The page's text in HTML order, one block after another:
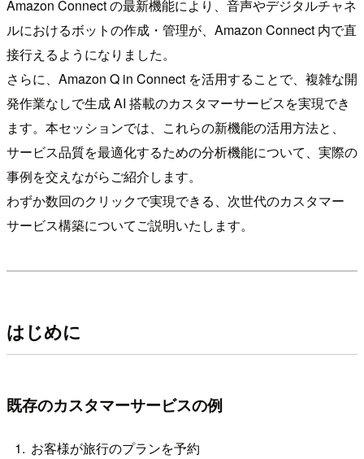
Amazon Connect の最新機能により、音声やデジタルチャネ
ルにおけるボットの作成・管理が、Amazon Connect 内で直
接行えるようになりました。
さらに、Amazon Q in Connect を活用することで、複雑な開
発作業なしで生成 AI 搭載のカスタマーサービスを実現でき
ます。本セッションでは、これらの新機能の活用方法と、
サービス品質を最適化するための分析機能について、実際の
事例を交えながらご紹介します。
わずか数回のクリックで実現できる、次世代のカスタマー
サービス構築についてご説明いたします。
はじめに
既存のカスタマーサービスの例
お客様が旅行のプランを予約